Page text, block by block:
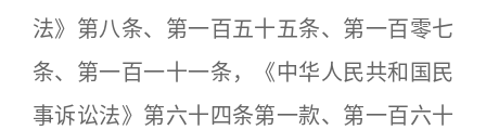
法》第八条、第一百五十五条、第一百零七
条、第一百一十一条，《中华人民共和国民
事诉讼法》第六十四条第一款、第一百六十